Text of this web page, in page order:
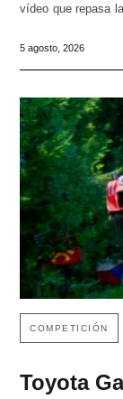
vídeo que repasa
5 agosto, 2026
COMPETICIÓN
Toyota